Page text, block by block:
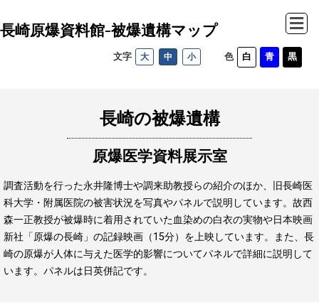
コ
ッ
プ
長崎原爆資料館-被爆遺構マップ
文字 大 中 小 色
長崎の被爆遺構
原爆医学資料展示室
調査活動を行った永井隆博士や調来助教授らの紹介のほか、旧長崎医
科大学・附属医院の被害状況を写真やパネルで説明しています。 故西
森一正教授が被爆時に着用されていた血染めの白衣の実物や日本映画
新社「原爆の長崎」の記録映画（15分）を上映しています。
また、長
崎の原爆が人体に与えた医学的影響についてパネルで詳細に説明して
います。パネルは日英併記です。